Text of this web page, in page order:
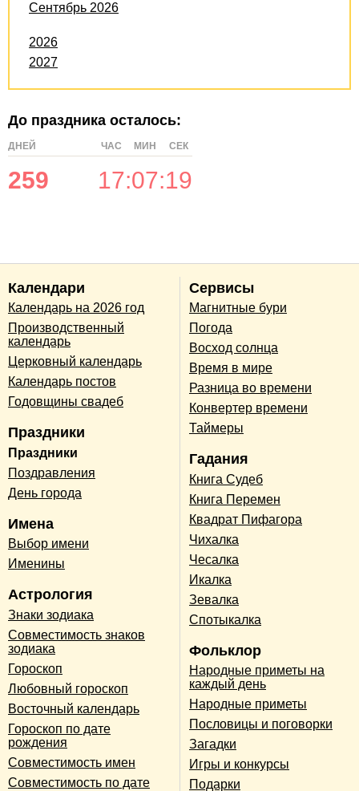
Сентябрь 2026
2026
2027
До праздника осталось:
ДНЕЙ ЧАС МИН СЕК
259 17:07:18
Календари
Календарь на 2026 год
Производственный
календарь
Церковный календарь
Календарь постов
Годовщины свадеб
Праздники
Праздники
Поздравления
День города
Имена
Выбор имени
Именины
Астрология
Знаки зодиака
Совместимость знаков
зодиака
Гороскоп
Любовный гороскоп
Восточный календарь
Гороскоп по дате
рождения
Совместимость имен
Совместимость по дате
Сервисы
Магнитные бури
Погода
Восход солнца
Время в мире
Разница во времени
Конвертер времени
Таймеры
Гадания
Книга Судеб
Книга Перемен
Квадрат Пифагора
Чихалка
Чесалка
Икалка
Зевалка
Спотыкалка
Фольклор
Народные приметы на
каждый день
Народные приметы
Пословицы и поговорки
Загадки
Игры и конкурсы
Подарки